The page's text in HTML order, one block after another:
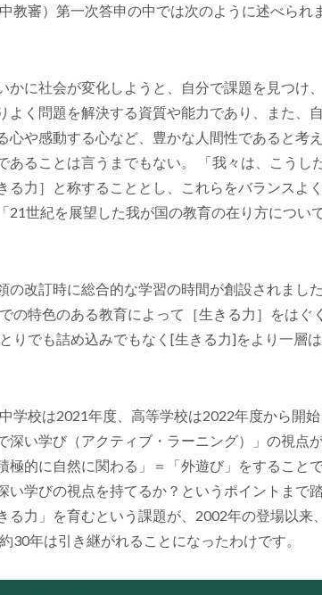
審）第一次答申の中では次のように述べられま
かに社会が変化しようと、自分で課題を見つけ
く問題を解決する資質や能力であり、また、
や感動する心など、豊かな人間性であると考え
ることは言うまでもない。 「我々は、こうし
力］と称することとし、これらをバランスよ
世紀を展望した我が国の教育の在り方について
改訂時に総合的な学習の時間が創設されました
の特色のある教育によって［生きる力］をはぐく
りでも詰め込みでもなく[生きる力]をより一層は
学校は2021年度、高等学校は2022年度から開
い学び（アクティブ・ラーニング）」の視点
的に自然に関わる」＝「外遊び」をすることで
い学びの視点を持てるか？というポイントまで
力」を育むという課題が、2002年の登場以来
年は引き継がれることになったわけです。